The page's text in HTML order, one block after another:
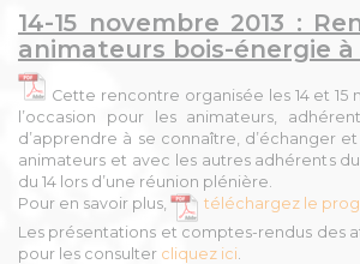
14-15 novembre 2013 :
animateurs bois-énergie à
Cette rencontre organisée les 14 et 15
l’occasion pour les animateurs,
d’apprendre à se connaître, d’échanger
animateurs et avec les autres adhérents
du 14 lors d’une réunion plénière.
Pour en savoir plus,
téléchargez le
Les présentations et comptes-rendus des
pour les consulter cliquez ici.